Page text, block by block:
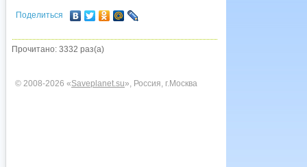
Поделиться
Прочитано: 3332 раз(а)
© 2008-2026 «Saveplanet.su», Россия, г.Москва